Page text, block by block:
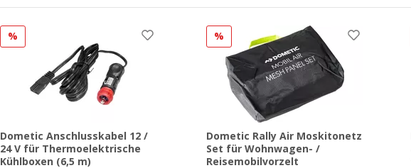
%
Dometic Anschlusskabel 12 /
24 V für Thermoelektrische
Kühlboxen (6,5 m)
%
Dometic Rally Air Moskitonetz
Set für Wohnwagen- /
Reisemobilvorzelt